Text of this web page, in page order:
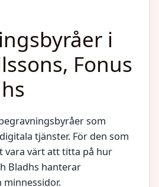
i
Fonus
som
tjänster. För den som
vara värt att titta på hur
Bladhs hanterar
minnessidor.